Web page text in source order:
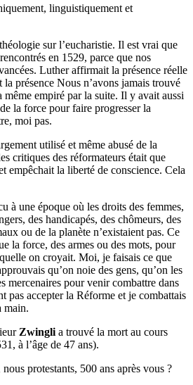
linguistiquement et
sur l’eucharistie. Il est vrai que
en 1529, parce que nos
Luther affirmait la présence réelle
présence Nous n’avons jamais trouvé
empiré par la suite. Il y avait aussi
la force pour faire progresser la
moi pas.
utilisé et même abusé de la
critiques des réformateurs était que
empêchait la liberté de conscience. Cela
à une époque où les droits des femmes,
des handicapés, des chômeurs, des
ou de la planète n’existaient pas. Ce
la force, des armes ou des mots, pour
on croyait. Moi, je faisais ce que
qu’on noie des gens, qu’on les
mercenaires pour venir combattre dans
pas accepter la Réforme et je combattais
main.
Zwingli a trouvé la mort au cours
à l’âge de 47 ans).
protestants, 500 ans après vous ?